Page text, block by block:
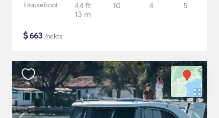
Hauseboat
44 ft
13 m
10 4 5
$663 /nakts